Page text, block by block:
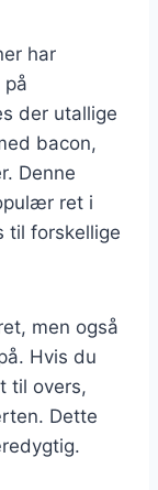
har
på
der utallige
bacon,
Denne
ret i
til forskellige
men også
Hvis du
til overs,
Dette